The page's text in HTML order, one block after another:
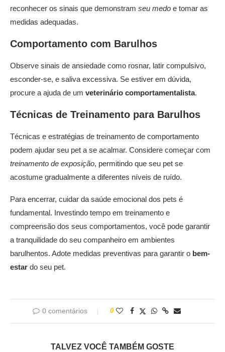
reconhecer os sinais que demonstram seu medo e tomar as
medidas adequadas.
Comportamento com Barulhos
Observe sinais de ansiedade como rosnar, latir compulsivo,
esconder-se, e saliva excessiva. Se estiver em dúvida,
procure a ajuda de um veterinário comportamentalista.
Técnicas de Treinamento para Barulhos
Técnicas e estratégias de treinamento de comportamento
podem ajudar seu pet a se acalmar. Considere começar com
treinamento de exposição, permitindo que seu pet se
acostume gradualmente a diferentes níveis de ruído.
Para encerrar, cuidar da saúde emocional dos pets é
fundamental. Investindo tempo em treinamento e
compreensão dos seus comportamentos, você pode garantir
a tranquilidade do seu companheiro em ambientes
barulhentos. Adote medidas preventivas para garantir o bem-
estar do seu pet.
0 comentários 0
TALVEZ VOCÊ TAMBÉM GOSTE